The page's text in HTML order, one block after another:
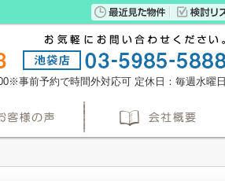
事前予約で時間外対応可 定休日：毎週水曜日